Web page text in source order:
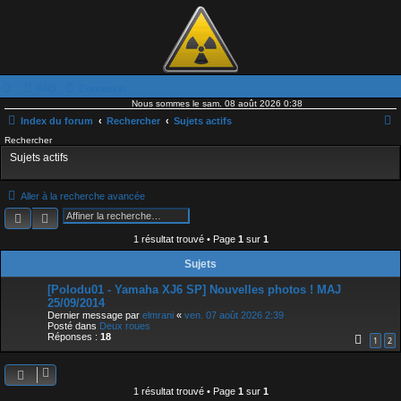
Nous sommes le sam. 08 août 2026 0:38
Index du forum Rechercher Sujets actifs
h
c
Rechercher
Sujets actifs
Aller à la recherche avancée
RechercherRecherche avancée
1 résultat trouvé • Page 1 sur 1
Sujets
[Polodu01 - Yamaha XJ6 SP] Nouvelles photos ! MAJ
25/09/2014
Dernier message par elmrani « ven. 07 août 2026 2:39
Posté dans Deux roues
Réponses : 18 1 2
1 résultat trouvé • Page 1 sur 1